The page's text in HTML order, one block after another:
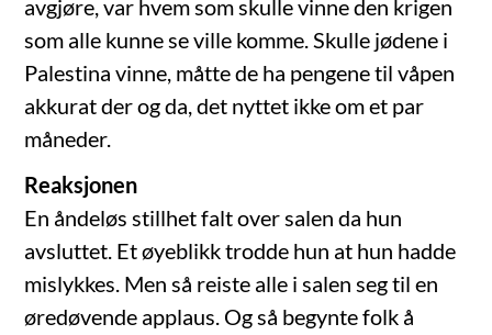
avgjøre, var hvem som skulle vinne den krigen
som alle kunne se ville komme. Skulle jødene i
Palestina vinne, måtte de ha pengene til våpen
akkurat der og da, det nyttet ikke om et par
måneder.
Reaksjonen
En åndeløs stillhet falt over salen da hun
avsluttet. Et øyeblikk trodde hun at hun hadde
mislykkes. Men så reiste alle i salen seg til en
øredøvende applaus. Og så begynte folk å